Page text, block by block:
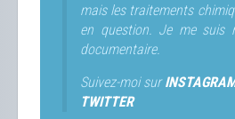
mais les traitements
en question. Je me suis
documentaire.
Suivez-moi sur
TWITTER